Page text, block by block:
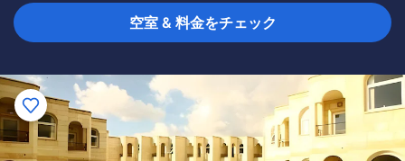
空室 & 料金をチェック